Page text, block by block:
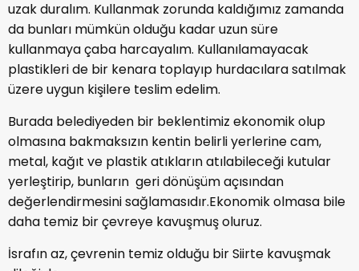
uzak duralım. Kullanmak zorunda kaldığımız zamanda
da bunları mümkün olduğu kadar uzun süre
kullanmaya çaba harcayalım. Kullanılamayacak
plastikleri de bir kenara toplayıp hurdacılara satılmak
üzere uygun kişilere teslim edelim.
Burada belediyeden bir beklentimiz ekonomik olup
olmasına bakmaksızın kentin belirli yerlerine cam,
metal, kağıt ve plastik atıkların atılabileceği kutular
yerleştirip, bunların geri dönüşüm açısından
değerlendirmesini sağlamasıdır.Ekonomik olmasa bile
daha temiz bir çevreye kavuşmuş oluruz.
İsrafın az, çevrenin temiz olduğu bir Siirte kavuşmak